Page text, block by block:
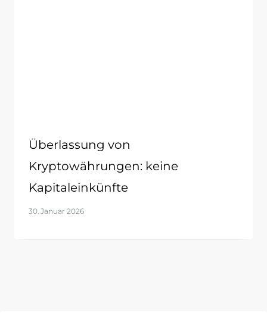
Überlassung von
Kryptowährungen: keine
Kapitaleinkünfte
30. Januar 2026